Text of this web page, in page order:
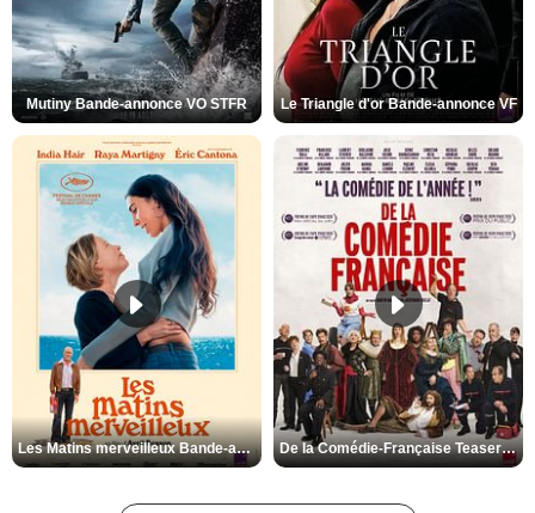
Mutiny Bande-annonce VO STFR Le Triangle d'or Bande-annonce VF
Les Matins merveilleux Bande-annonce VF De la Comédie-Française Teaser VF